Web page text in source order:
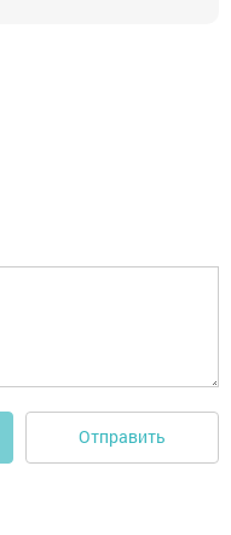
Отправить